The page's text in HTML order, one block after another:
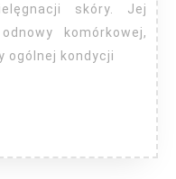
skóry. Jej
komórkowej,
ogólnej kondycji